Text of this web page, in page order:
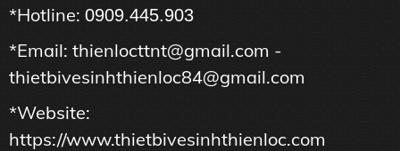
*Hotline: 0909.445.903
*Email: thienlocttnt@gmail.com -
thietbivesinhthienloc84@gmail.com
*Website:
https://www.thietbivesinhthienloc.com